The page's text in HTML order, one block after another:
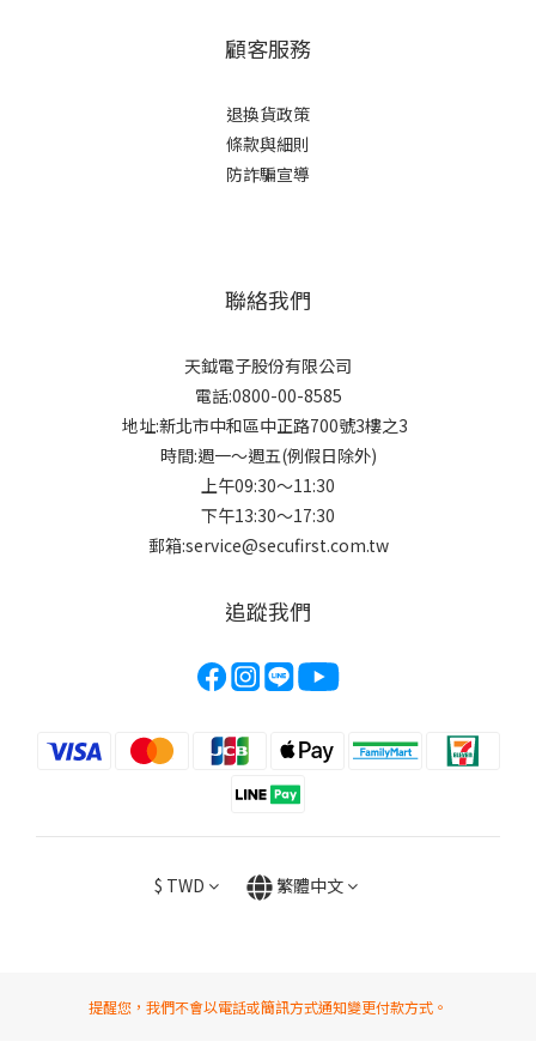
顧客服務
退換貨政策
條款與細則
防詐騙宣導
聯絡我們
天鉞電子股份有限公司
電話:0800-00-8585
地址:新北市中和區中正路700號3樓之3
時間:週一～週五(例假日除外)
上午09:30～11:30
下午13:30～17:30
郵箱:service@secufirst.com.tw
追蹤我們
$ TWD 繁體中文
提醒您，我們不會以電話或簡訊方式通知變更付款方式。